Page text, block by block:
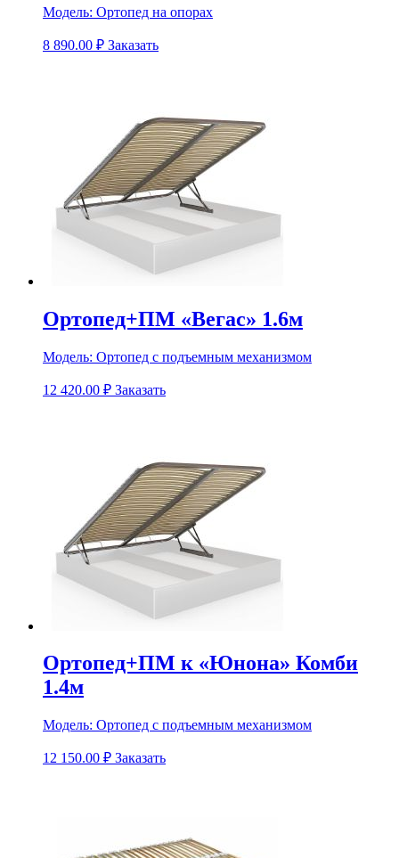
Модель: Ортопед на опорах
8 890.00 ₽ Заказать
Ортопед+ПМ «Вегас» 1.6м
Модель: Ортопед с подъемным механизмом
12 420.00 ₽ Заказать
Ортопед+ПМ к «Юнона» Комби
1.4м
Модель: Ортопед с подъемным механизмом
12 150.00 ₽ Заказать